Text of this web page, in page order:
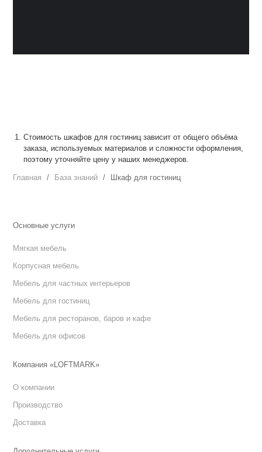
Стоимость шкафов для гостиниц зависит от общего объёма
заказа, используемых материалов и сложности оформления,
поэтому уточняйте цену у наших менеджеров.
Главная База знаний Шкаф для гостиниц
Основные услуги
Мягкая мебель
Корпусная мебель
Мебель для частных интерьеров
Мебель для гостиниц
Мебель для ресторанов, баров и кафе
Мебель для офисов
Компания «LOFTMARK»
О компании
Производство
Доставка